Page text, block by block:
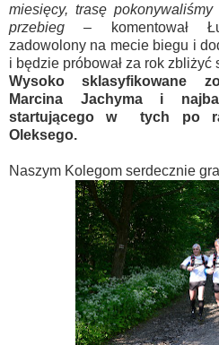
miesięcy, trasę
przebieg – komentował
zadowolony na mecie biegu i
i będzie próbował za rok zbliżyć
Wysoko sklasyfikowane
Marcina Jachyma i
startującego w tych po
Oleksego.
Naszym Kolegom serdecznie